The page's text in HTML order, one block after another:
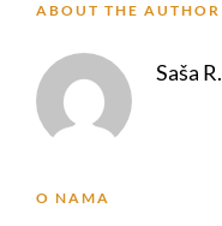
ABOUT THE AUTHOR
Saša R.
O NAMA